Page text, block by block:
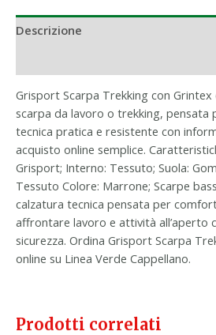
Descrizione
Grisport Scarpa Trekking con
scarpa da lavoro o trekking, pensata
tecnica pratica e resistente con
acquisto online semplice.
Grisport; Interno: Tessuto; Suola:
Tessuto Colore: Marrone; Scarpe
calzatura tecnica pensata per
affrontare lavoro e attività all’aperto
sicurezza. Ordina Grisport Scarpa
online su Linea Verde Cappellano.
Prodotti correlati